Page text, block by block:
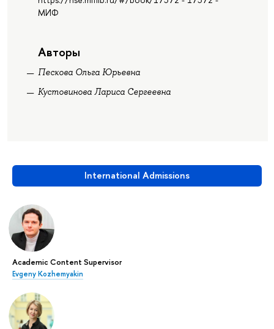
International Admissions
Academic Content Supervisor
Evgeny Kozhemyakin
МИФ
Авторы
Пескова Ольга Юрьевна
Кустовинова Лариса Сергеевна